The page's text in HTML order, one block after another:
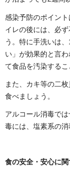
感染予防のポイン
イレの後には、必
う。特に手洗いは
い」が効果的と言
て食品を汚染する
また、カキ等の二
食べましょう。
アルコール消毒で
毒には、塩素系の消
食の安全・安心に